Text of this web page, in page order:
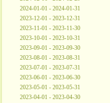
2024-01-01 - 2024-01-31
2023-12-01 - 2023-12-31
2023-11-01 - 2023-11-30
2023-10-01 - 2023-10-31
2023-09-01 - 2023-09-30
2023-08-01 - 2023-08-31
2023-07-01 - 2023-07-31
2023-06-01 - 2023-06-30
2023-05-01 - 2023-05-31
2023-04-01 - 2023-04-30